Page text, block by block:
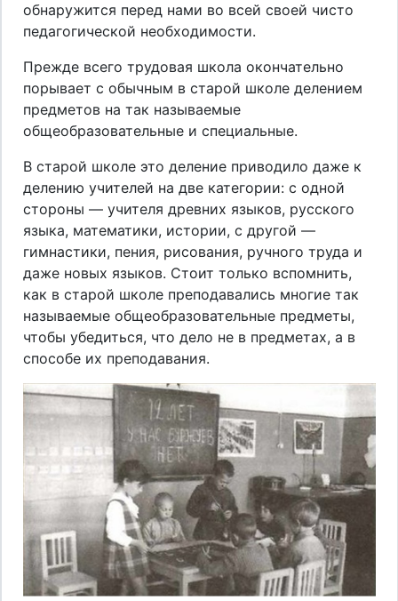
обнаружится перед нами во всей своей чисто
педагогической необходимости.
Прежде всего трудовая школа окончательно
порывает с обычным в старой школе делением
предметов на так называемые
общеобразовательные и специальные.
В старой школе это деление приводило даже к
делению учителей на две категории: с одной
стороны — учителя древних языков, русского
языка, математики, истории, с другой —
гимнастики, пения, рисования, ручного труда и
даже новых языков. Стоит только вспомнить,
как в старой школе преподавались многие так
называемые общеобразовательные предметы,
чтобы убедиться, что дело не в предметах, а в
способе их преподавания.